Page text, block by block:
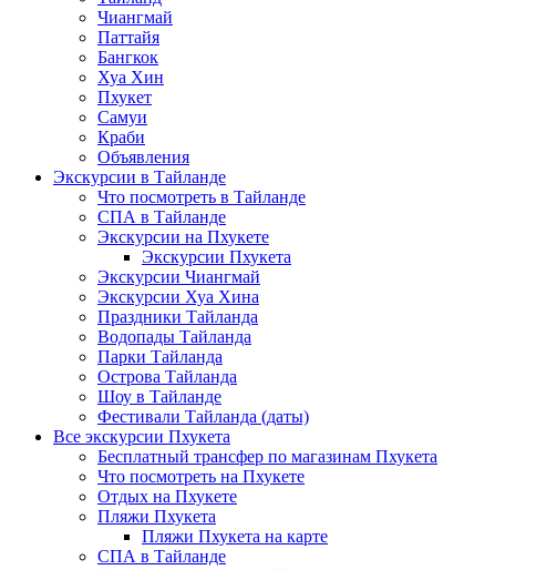
Чиангмай
Паттайя
Бангкок
Хуа Хин
Пхукет
Самуи
Краби
Объявления
Экскурсии в Тайланде
Что посмотреть в Тайланде
СПА в Тайланде
Экскурсии на Пхукете
Экскурсии Пхукета
Экскурсии Чиангмай
Экскурсии Хуа Хина
Праздники Тайланда
Водопады Тайланда
Парки Тайланда
Острова Тайланда
Шоу в Тайланде
Фестивали Тайланда (даты)
Все экскурсии Пхукета
Бесплатный трансфер по магазинам Пхукета
Что посмотреть на Пхукете
Отдых на Пхукете
Пляжи Пхукета
Пляжи Пхукета на карте
СПА в Тайланде